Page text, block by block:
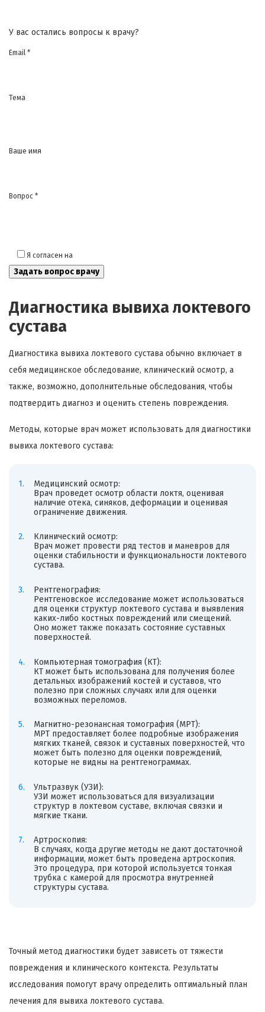
У вас остались вопросы к врачу?
Email *
Тема
Ваше имя
Вопрос *
Я согласен на
Диагностика вывиха локтевого
сустава
Диагностика вывиха локтевого сустава обычно включает в
себя медицинское обследование, клинический осмотр, а
также, возможно, дополнительные обследования, чтобы
подтвердить диагноз и оценить степень повреждения.
Методы, которые врач может использовать для диагностики
вывиха локтевого сустава:
Медицинский осмотр:
Врач проведет осмотр области локтя, оценивая
наличие отека, синяков, деформации и оценивая
ограничение движения.
Клинический осмотр:
Врач может провести ряд тестов и маневров для
оценки стабильности и функциональности локтевого
сустава.
Рентгенография:
Рентгеновское исследование может использоваться
для оценки структур локтевого сустава и выявления
каких-либо костных повреждений или смещений.
Оно может также показать состояние суставных
поверхностей.
Компьютерная томография (КТ):
КТ может быть использована для получения более
детальных изображений костей и суставов, что
полезно при сложных случаях или для оценки
возможных переломов.
Магнитно-резонансная томография (МРТ):
МРТ предоставляет более подробные изображения
мягких тканей, связок и суставных поверхностей, что
может быть полезно для оценки повреждений,
которые не видны на рентгенограммах.
Ультразвук (УЗИ):
УЗИ может использоваться для визуализации
структур в локтевом суставе, включая связки и
мягкие ткани.
Артроскопия:
В случаях, когда другие методы не дают достаточной
информации, может быть проведена артроскопия.
Это процедура, при которой используется тонкая
трубка с камерой для просмотра внутренней
структуры сустава.
Точный метод диагностики будет зависеть от тяжести
повреждения и клинического контекста. Результаты
исследования помогут врачу определить оптимальный план
лечения для вывиха локтевого сустава.